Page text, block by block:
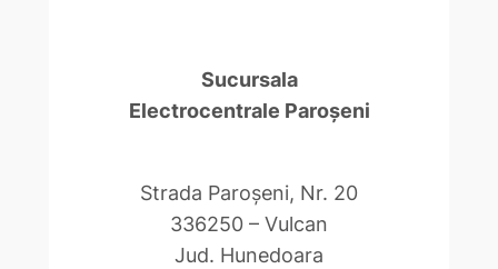
Sucursala
Electrocentrale Paroşeni
Strada Paroşeni, Nr. 20
336250 – Vulcan
Jud. Hunedoara